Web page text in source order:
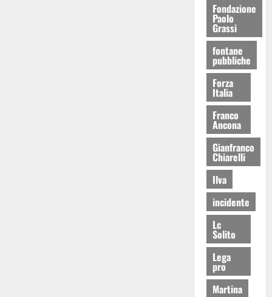
Fondazione
Paolo
Grassi
fontane
pubbliche
Forza
Italia
Franco
Ancona
Gianfranco
Chiarelli
Ilva
incidente
Lc
Solito
Lega
pro
Martina